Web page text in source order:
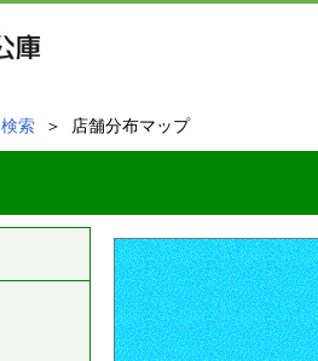
索 ＞ 店舗分布マップ